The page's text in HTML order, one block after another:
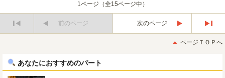
1ページ（全15ページ中）
前のページ
次のページ
後
ページＴＯＰへ
あなたにおすすめのパート